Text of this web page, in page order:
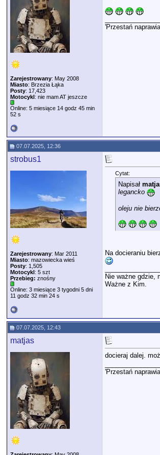
Zarejestrowany: May 2008
Miasto: Brzezia Łąka
Posty: 17,423
Motocykl: nie mam AT jeszcze
Online: 5 miesiące 14 godz 45 min
52 s
'Przestań
07.07.2025, 12:36
strobus1
Zarejestrowany: Mar 2011
Miasto: mazowiecka wieś
Posty: 1,505
Motocykl: 5 szt
Przebieg: znośny
Online: 3 miesiące 3 tygodni 5 dni
11 godz 32 min 24 s
Cytat:
Napisał
legancko
oleju nie
Na docieraniu
Nie ważne gdzie,
Ważne z Kim.
07.07.2025, 12:43
matjas
docieraj dalej.
'Przestań